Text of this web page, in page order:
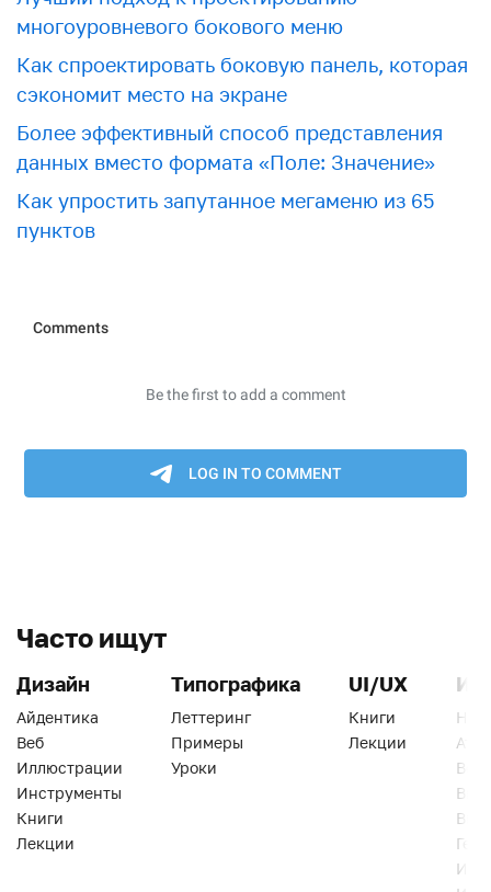
многоуровневого бокового меню
Как спроектировать боковую панель, которая
сэкономит место на экране
Более эффективный способ представления
данных вместо формата «Поле: Значение»
Как упростить запутанное мегаменю из 65
пунктов
Часто ищут
Дизайн
Айдентика
Веб
Иллюстрации
Инструменты
Книги
Лекции
Типографика
Леттеринг
Примеры
Уроки
UI/UX
Книги
Лекции
Веб